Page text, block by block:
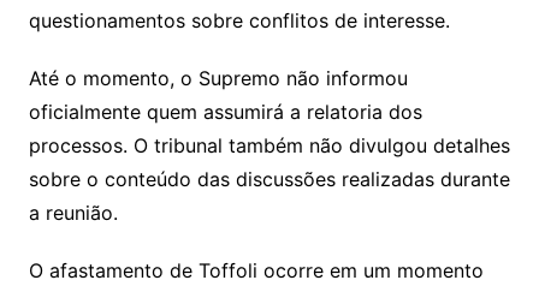
questionamentos sobre conflitos de interesse.
Até o momento, o Supremo não informou
oficialmente quem assumirá a relatoria dos
processos. O tribunal também não divulgou detalhes
sobre o conteúdo das discussões realizadas durante
a reunião.
O afastamento de Toffoli ocorre em um momento